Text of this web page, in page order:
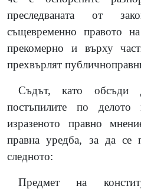
преследваната от
същевременно правото
прекомерно и върху
прехвърлят
Съдът, като обсъди
постъпилите по
изразеното правно
правна уредба, за да се
следното:
Предмет на